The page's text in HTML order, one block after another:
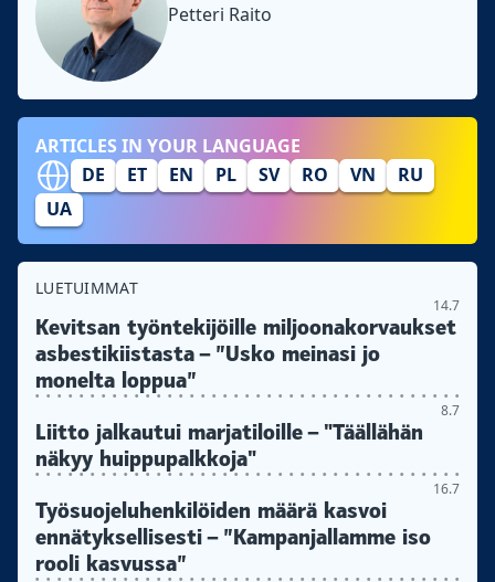
Petteri Raito
ARTICLES IN YOUR LANGUAGE
DE
ET EN PL SV RO VN
RU
UA
LUETUIMMAT
14.7
Kevitsan työntekijöille miljoonakorvaukset
asbestikiistasta – ”Usko meinasi jo
monelta loppua”
8.7
Liitto jalkautui marjatiloille – "Täällähän
näkyy huippupalkkoja"
16.7
Työsuojeluhenkilöiden määrä kasvoi
ennätyksellisesti – ”Kampanjallamme iso
rooli kasvussa”